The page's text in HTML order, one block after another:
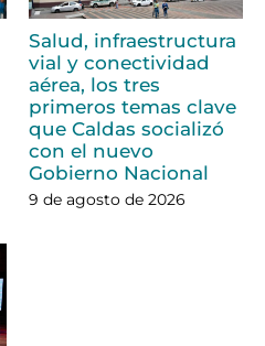
Salud, infraestructura
vial y conectividad
aérea, los tres
primeros temas clave
que Caldas socializó
con el nuevo
Gobierno Nacional
9 de agosto de 2026